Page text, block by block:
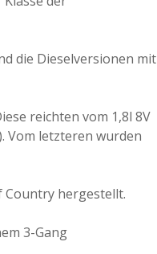
die Dieselversionen mit
reichten vom 1,8l 8V
Vom letzteren wurden
Country hergestellt.
3-Gang